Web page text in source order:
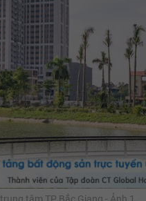
tâm TP Bắc Giang - Ảnh 1.